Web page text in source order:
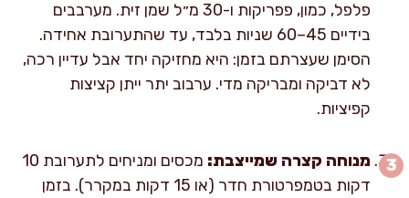
פלפל, כמון, פפריקות ו-30 מ״ל שמן זית. מערבבים
בידיים 45–60 שניות בלבד, עד שהתערובת אחידה.
הסימן שעצרתם בזמן: היא מחזיקה יחד אבל עדיין רכה,
לא דביקה ומבריקה מדי. ערבוב יתר ייתן קציצות
קפיציות.
מנוחה קצרה שמייצבת:
מכסים ומניחים לתערובת 10
דקות בטמפרטורת חדר (או 15 דקות במקרר). בזמן